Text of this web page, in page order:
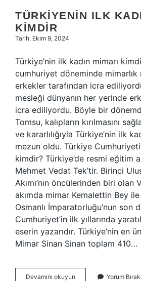
TÜRKIYENIN ILK
KIMDIR
Tarih: Ekim 9, 2024
Türkiye’nin ilk kadın mimarı
cumhuriyet döneminde mimarlık
erkekler tarafından icra
mesleği dünyanın her yerinde
icra ediliyordu. Böyle bir
Tomsu, kalıpların kırılmasını
ve kararlılığıyla Türkiye’nin ilk
mezun oldu. Türkiye
kimdir? Türkiye’de resmi eğitim
Mehmet Vedat Tek’tir. Birinci
Akımı’nın öncülerinden biri olan
akımda mimar Kemalettin Bey ile
Osmanlı İmparatorluğu’nun son
Cumhuriyet’in ilk yıllarında
eserin yazarıdır. Türkiye’nin en
Mimar Sinan Sinan toplam 410…
Devamını okuyun Türkiyenin Yorum Bırak